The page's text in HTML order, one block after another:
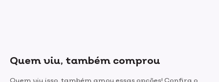
Quem viu, também comprou
Quem viu isso, também amou essas opções! Confira o